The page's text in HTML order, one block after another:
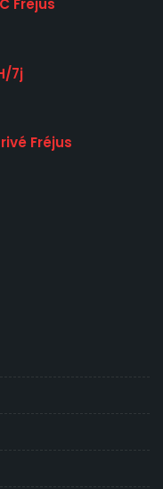
Frejus
7j
Fréjus